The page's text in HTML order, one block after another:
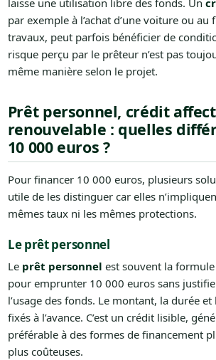
laisse une utilisation libre des fonds. Un
par exemple à l’achat d’une voiture ou au
travaux, peut parfois bénéficier de
risque perçu par le prêteur n’est pas
même manière selon le projet.
Prêt personnel, crédit
renouvelable : quelles
10 000 euros ?
Pour financer 10 000 euros, plusieurs
utile de les distinguer car elles
mêmes taux ni les mêmes protections.
Le prêt personnel
Le prêt personnel est souvent la
pour emprunter 10 000 euros sans
l’usage des fonds. Le montant, la durée
fixés à l’avance. C’est un crédit lisible,
préférable à des formes de financement
plus coûteuses.